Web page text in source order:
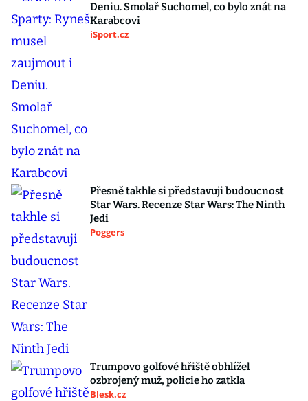
Deniu. Smolař Suchomel, co bylo znát na
Karabcovi
iSport.cz
Přesně takhle si představuji budoucnost
Star Wars. Recenze Star Wars: The Ninth
Jedi
Poggers
Trumpovo golfové hřiště obhlížel
ozbrojený muž, policie ho zatkla
Blesk.cz